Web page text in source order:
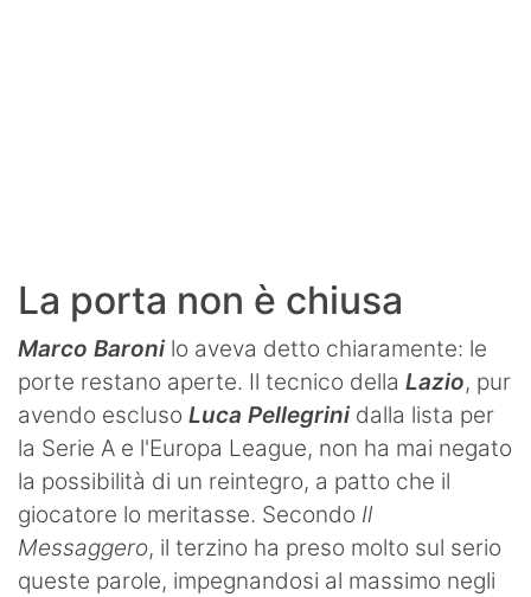
La porta non è chiusa
Marco Baroni lo aveva detto chiaramente: le
porte restano aperte. Il tecnico della Lazio, pur
avendo escluso Luca Pellegrini dalla lista per
la Serie A e l'Europa League, non ha mai negato
la possibilità di un reintegro, a patto che il
giocatore lo meritasse. Secondo Il
Messaggero, il terzino ha preso molto sul serio
queste parole, impegnandosi al massimo negli